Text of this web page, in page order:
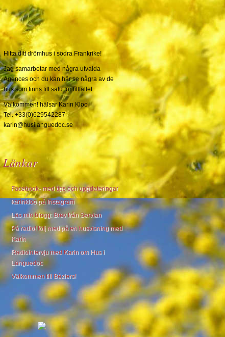
Hitta ditt drömhus i södra Frankrike!
Jag samarbetar med några utvalda
Agences och du kan här se några av de
hus som finns till salu för tillfället.
Välkommen! hälsar Karin Kloo
Tel. +33(0)629542287
karin@husilanguedoc.se
Länkar
Facebook- med tips och uppdateringar
karinkloo på Instagram
Läs min blogg: Brev från Servian
På radio! följ med på en husvisning med
Karin
Radiointervju med Karin om Hus i
Languedoc
Välkommen till Béziers!